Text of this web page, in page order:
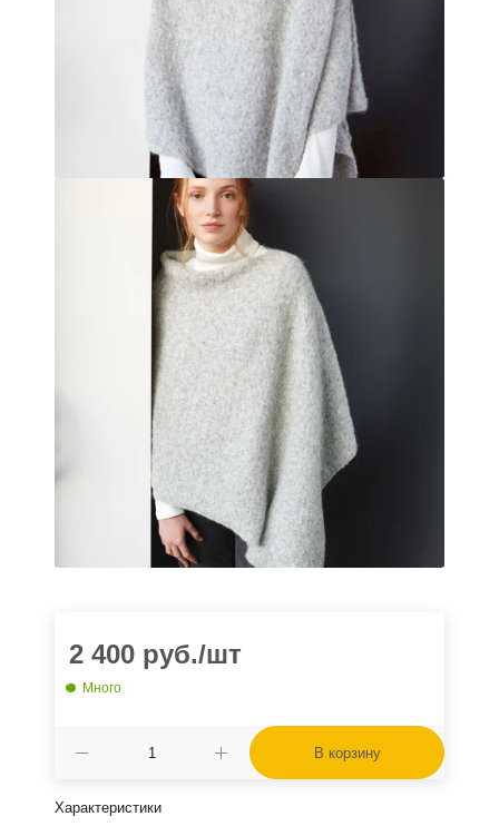
2 400 руб./шт
Много
В корзину
Характеристики